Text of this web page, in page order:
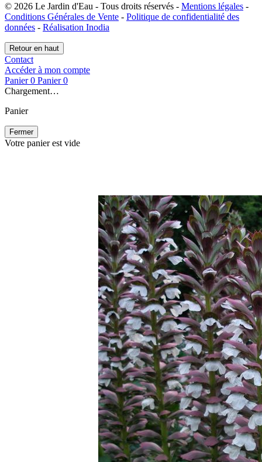
© 2026 Le Jardin d'Eau - Tous droits réservés - Mentions légales -
Conditions Générales de Vente - Politique de confidentialité des
données - Réalisation Inodia
Retour en haut
Contact
Accéder à mon compte
Panier 0 Panier 0
Chargement…
Panier
Fermer
Votre panier est vide